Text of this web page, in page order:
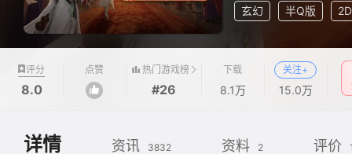
玄幻 半Q版 2D
评分
8.0
点赞 热门游戏榜
#26
下载
8.1万
关注+
15.0万
详情 资讯 3832 资料 2 评价